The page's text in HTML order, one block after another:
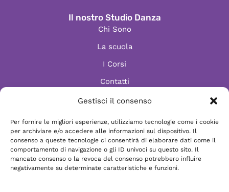
Gestisci il consenso
Per fornire le migliori esperienze, utilizziamo tecnologie come i cookie
per archiviare e/o accedere alle informazioni sul dispositivo. Il
consenso a queste tecnologie ci consentirà di elaborare dati come il
comportamento di navigazione o gli ID univoci su questo sito. Il
mancato consenso o la revoca del consenso potrebbero influire
negativamente su determinate caratteristiche e funzioni.
Il nostro Studio Danza
Chi Sono
La scuola
I Corsi
Contatti
Informazioni
Scrivici via e-mail
Chatta su WhatsApp
Vieni a trovarci